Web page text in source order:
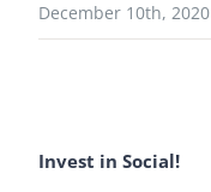
December 10th, 2020
Invest in Social!